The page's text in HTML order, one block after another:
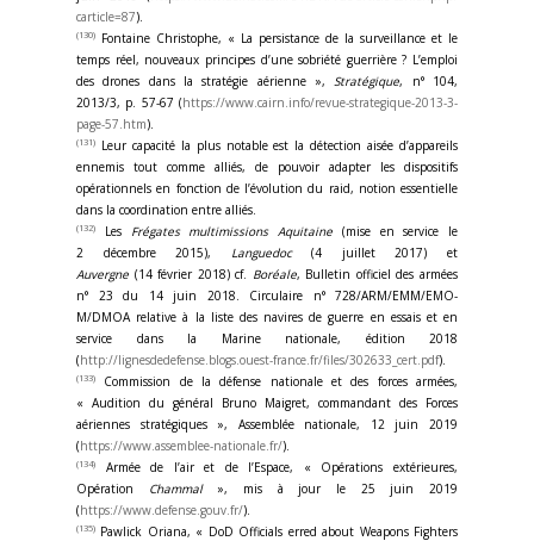
carticle=87).
(130) Fontaine Christophe, « La persistance de la surveillance et le
temps réel, nouveaux principes d’une sobriété guerrière ? L’emploi
des drones dans la stratégie aérienne »,Stratégique, n° 104,
2013/3, p. 57-67 (https://www.cairn.info/revue-strategique-2013-3-
page-57.htm).
(131) Leur capacité la plus notable est la détection aisée d’appareils
ennemis tout comme alliés, de pouvoir adapter les dispositifs
opérationnels en fonction de l’évolution du raid, notion essentielle
dans la coordination entre alliés.
(132) Les Frégates multimissions Aquitaine (mise en service le
2 décembre 2015), Languedoc(4 juillet 2017) et
Auvergne (14 février 2018) cf. Boréale, Bulletin officiel des armées
n° 23 du 14 juin 2018. Circulaire n° 728/ARM/EMM/EMO-
M/DMOA relative à la liste des navires de guerre en essais et en
service dans la Marine nationale, édition 2018
(http://lignesdedefense.blogs.ouest-france.fr/files/302633_cert.pdf).
(133)
Commission de la défense nationale et des forces armées,
« Audition du général Bruno Maigret, commandant des Forces
aériennes stratégiques », Assemblée nationale, 12 juin 2019
(https://www.assemblee-nationale.fr/).
(134)
Armée de l’air et de l’Espace, « Opérations extérieures,
Opération Chammal», mis à jour le 25 juin 2019
(https://www.defense.gouv.fr/).
(135) Pawlick Oriana, « DoD Officials erred about Weapons Fighters